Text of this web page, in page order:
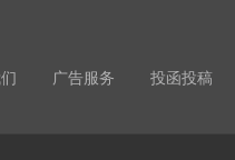
广告服务 投函投稿